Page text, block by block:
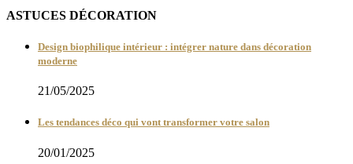
ASTUCES DÉCORATION
Design biophilique intérieur : intégrer nature dans décoration
moderne
21/05/2025
Les tendances déco qui vont transformer votre salon
20/01/2025